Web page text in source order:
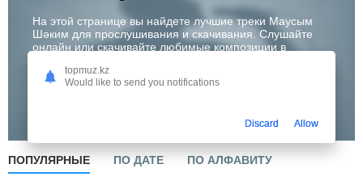
На этой странице вы найдете лучшие треки Маусым
Шəким для прослушивания и скачивания. Слушайте
онлайн или скачивайте любимые композиции в
одного из самых перспективных артистов Казахстана!
ПОПУЛЯРНЫЕ ПО ДАТЕ ПО АЛФАВИТУ
topmuz.kz
Would like to send you notifications
Discard Allow